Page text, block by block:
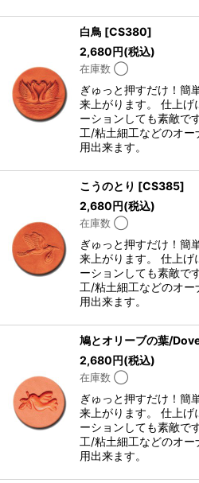
白鳥 [CS380]
2,680円(税込)
在庫数 ◯
ぎゅっと押すだけ！簡
来上がります。 仕上げ
ーションしても素敵で
工/粘土細工などのオ
用出来ます。
こうのとり [CS385]
2,680円(税込)
在庫数 ◯
ぎゅっと押すだけ！簡
来上がります。 仕上げ
ーションしても素敵で
工/粘土細工などのオ
用出来ます。
鳩とオリーブの葉/
2,680円(税込)
在庫数 ◯
ぎゅっと押すだけ！簡
来上がります。 仕上げ
ーションしても素敵で
工/粘土細工などのオ
用出来ます。